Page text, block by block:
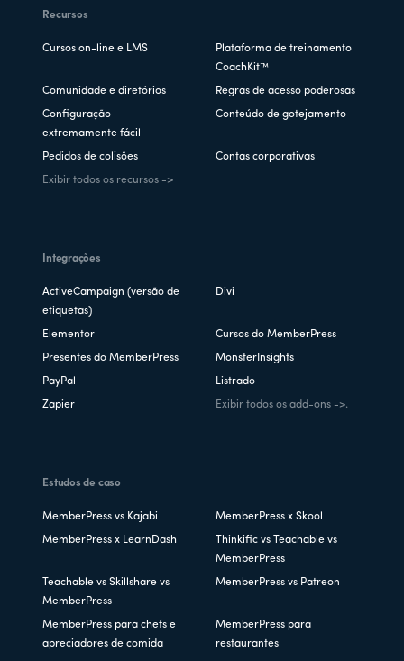
Recursos
Cursos on-line e LMS
Plataforma de treinamento
CoachKit™
Comunidade e diretórios Regras de acesso poderosas
Configuração
extremamente fácil
Conteúdo de gotejamento
Pedidos de colisões Contas corporativas
Exibir todos os recursos ->
Integrações
ActiveCampaign (versão de
etiquetas)
Divi
Elementor Cursos do MemberPress
Presentes do MemberPress MonsterInsights
PayPal Listrado
Zapier Exibir todos os add-ons ->.
Estudos de caso
MemberPress vs Kajabi MemberPress x Skool
MemberPress x LearnDash
Thinkific vs Teachable vs
MemberPress
Teachable vs Skillshare vs
MemberPress
MemberPress vs Patreon
MemberPress para chefs e
apreciadores de comida
MemberPress para
restaurantes